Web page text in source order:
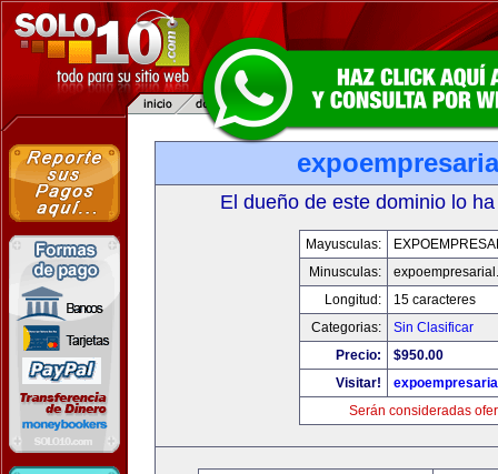
El dueño de este dominio lo
Mayusculas:
Minusculas:
Longitud:
15 caracteres
Categorias:
Sin Clasificar
Precio:
$950.00
Visitar!
Serán consideradas